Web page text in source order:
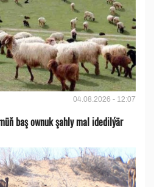
04.08.2026 - 12:07
baş ownuk şahly mal idedilýär